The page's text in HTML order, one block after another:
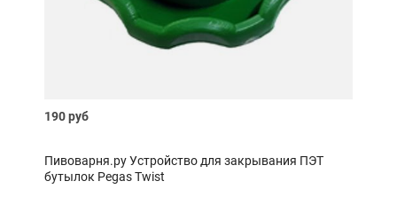
190 руб
Пивоварня.ру Устройство для закрывания ПЭТ
бутылок Pegas Twist